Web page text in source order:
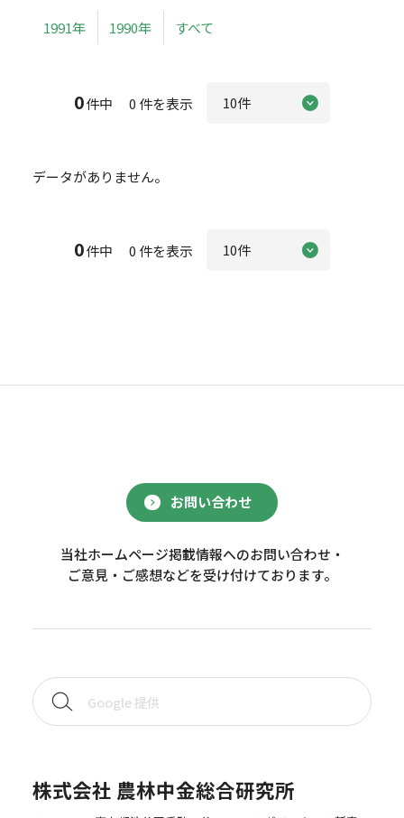
1991年 1990年 すべて
0件中 0 件を表示
データがありません。
0件中 0 件を表示
お問い合わせ
当社ホームページ掲載情報へのお問い合わせ・
ご意見・ご感想などを受け付けております。
株式会社 農林中金総合研究所